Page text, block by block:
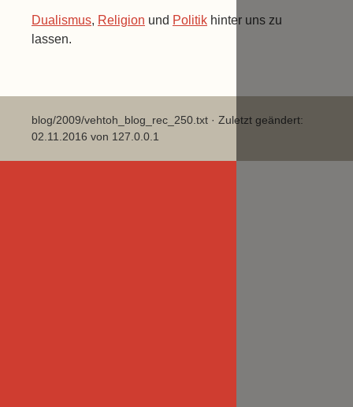
Dualismus, Religion und Politik hinter uns zu
lassen.
blog/2009/vehtoh_blog_rec_250.txt · Zuletzt geändert:
02.11.2016 von 127.0.0.1